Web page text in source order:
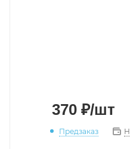
370 ₽/шт
Предзаказ